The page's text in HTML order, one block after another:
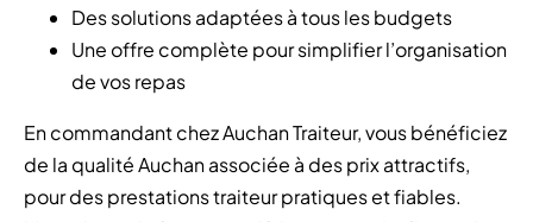
Des solutions adaptées à tous les budgets
Une offre complète pour simplifier l’organisation
de vos repas
En commandant chez Auchan Traiteur, vous bénéficiez
de la qualité Auchan associée à des prix attractifs,
pour des prestations traiteur pratiques et fiables.